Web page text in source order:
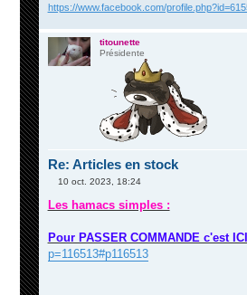
https://www.facebook.com/
titounette
Présidente
Re: Articles en stock
e
s
a
g
e
10 oct. 2023, 18:24
Les hamacs simples :
Pour PASSER COMMANDE c'est
p=116513#p116513